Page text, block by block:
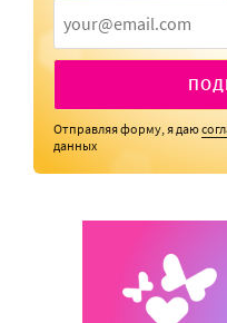
Отправляя форму, я даю
данных